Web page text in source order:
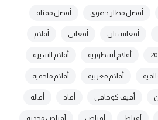
أفضل مطار جهوي أفضل ممثلة
أفغانستان أفغاني أفلام
أفلام أسطورية أفلام السيرة
أفلام مغربية أفلام ملحمية
أفيف كوخافي أقاذ أقالة